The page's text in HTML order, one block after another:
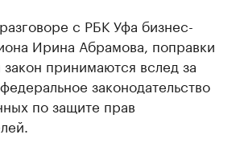
с РБК Уфа бизнес-
Ирина Абрамова, поправки
принимаются вслед за
законодательство
по защите прав